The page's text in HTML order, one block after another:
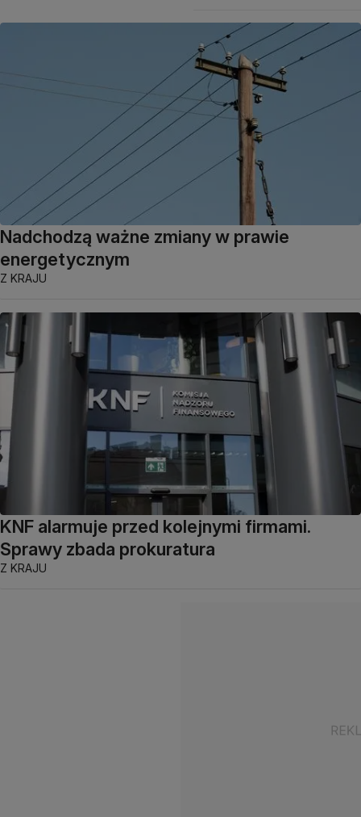
Nadchodzą ważne zmiany w prawie
energetycznym
Z KRAJU
KNF alarmuje przed kolejnymi firmami.
Sprawy zbada prokuratura
Z KRAJU